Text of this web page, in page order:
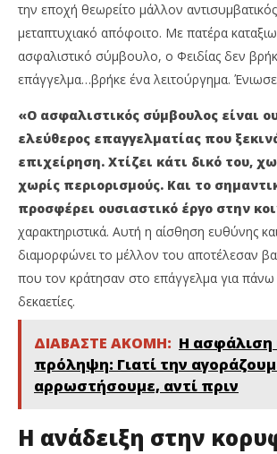
την εποχή θεωρείτο μάλλον
μεταπτυχιακό απόφοιτο. Με πατέρα
ασφαλιστικό σύμβουλο, ο Φειδίας δεν
επάγγελμα…βρήκε ένα λειτούργημα.
«Ο ασφαλιστικός σύμβουλος είναι
ελεύθερος επαγγελματίας που
επιχείρηση. Χτίζει κάτι δικό του,
χωρίς περιορισμούς. Και το
προσφέρει ουσιαστικό έργο στην
χαρακτηριστικά. Αυτή η αίσθηση ευθύνης
διαμορφώνει το μέλλον του αποτέλεσαν
που τον κράτησαν στο επάγγελμα για
δεκαετίες.
ΔΙΑΒΑΣΤΕ ΑΚΟΜΗ: Η ασφάλιση
πρόληψη: Γιατί την
αρρωστήσουμε, αντί πριν
Η ανάδειξη στην